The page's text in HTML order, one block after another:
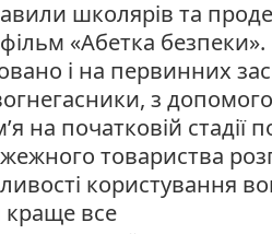
школярів та
«Абетка
і на первинних
з
на початковій стадії
товариства
користування
краще все